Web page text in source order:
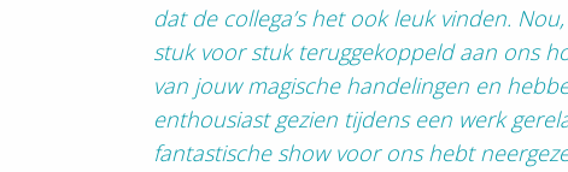
dat de collega’s het ook leuk vinden.
stuk voor stuk teruggekoppeld aan ons
van jouw magische handelingen en
enthousiast gezien tijdens een werk
fantastische show voor ons hebt